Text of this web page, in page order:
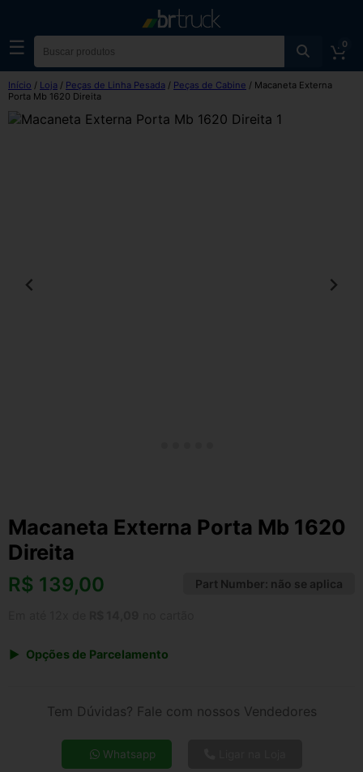
☰ 0
Início / Loja / Peças de Linha Pesada / Peças de Cabine / Macaneta Externa
Porta Mb 1620 Direita
Macaneta Externa Porta Mb 1620
Direita
R$ 139,00 Part Number: não se aplica
Opções de Parcelamento
4x de R$ 38,52
5x de R$ 31,22
Tem Dúvidas? Fale com nossos Vendedores
Whatsapp